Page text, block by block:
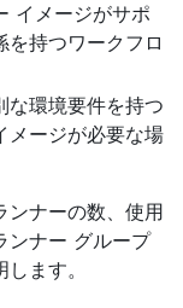
イメージがサポ
を持つワークフロ
な環境要件を持つ
メージが必要な場
ンナーの数、使用
ンナー グループ
ます。